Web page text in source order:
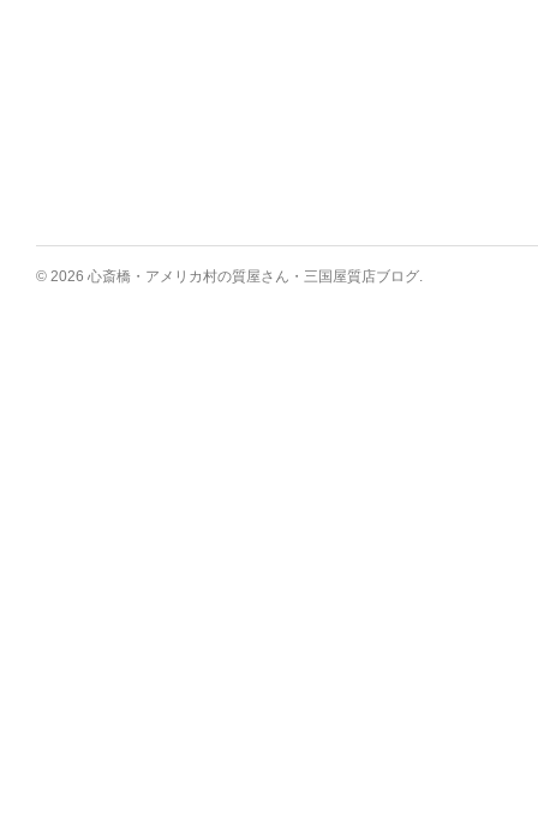
© 2026 心斎橋・アメリカ村の質屋さん・三国屋質店ブログ.